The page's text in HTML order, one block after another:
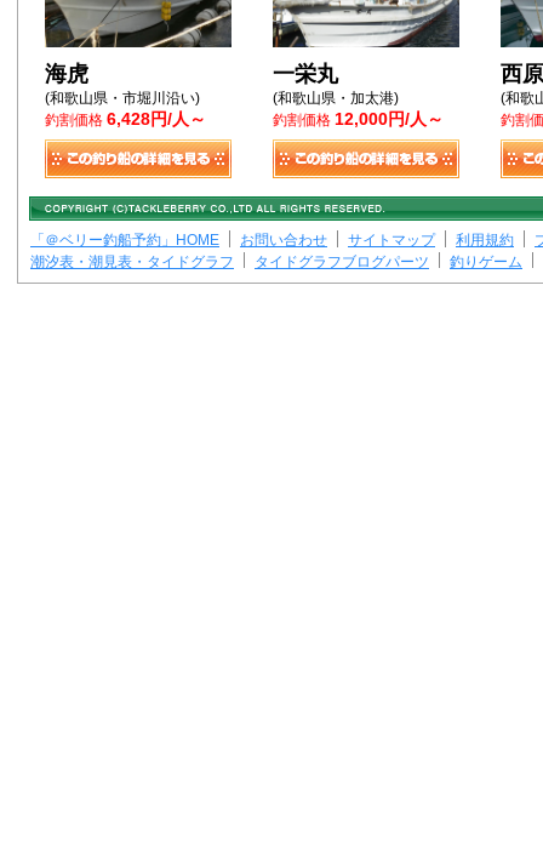
海虎
(和歌山県・市堀川沿い)
釣割価格 6,428円/人～
一栄丸
(和歌山県・加太港)
釣割価格 12,000円/人～
西
(和歌
釣割
「＠ベリー釣船予約」HOME お問い合わせ サイトマップ 利用規約
潮汐表・潮見表・タイドグラフ
タイドグラフブログパーツ 釣りゲーム